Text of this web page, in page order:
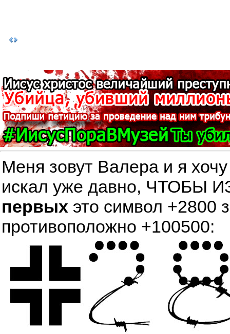
Меня зовут Валера и я
искал уже давно,
первых это символ +2800
противоположно +100500: